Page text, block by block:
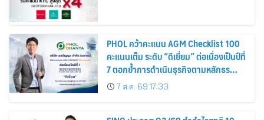
PHOL คว้าคะแนน AGM Checklist 100
คะแนนเต็ม ระดับ “ดีเยี่ยม” ต่อเนื่องเป็นปีที่
7 ตอกย้ำการดำเนินธุรกิจตามหลักธร
รมาภิบาล โปร่งใส สร้างความเชื่อมั่นผู้ถือ
หุ้น
7 ส.ค. 69 17:33